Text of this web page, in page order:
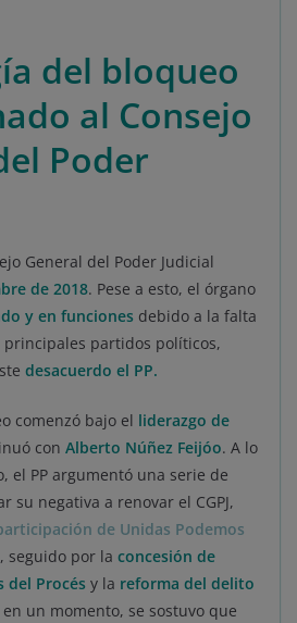
del bloqueo
al Consejo
Poder
General del Poder Judicial
de 2018. Pese a esto, el órgano
y en funciones debido a la falta
partidos políticos,
desacuerdo el PP.
comenzó bajo el liderazgo de
con Alberto Núñez Feijóo. A lo
el PP argumentó una serie de
su negativa a renovar el CGPJ,
de Unidas Podemos
seguido por la concesión de
del Procés y la reforma del delito
un momento, se sostuvo que